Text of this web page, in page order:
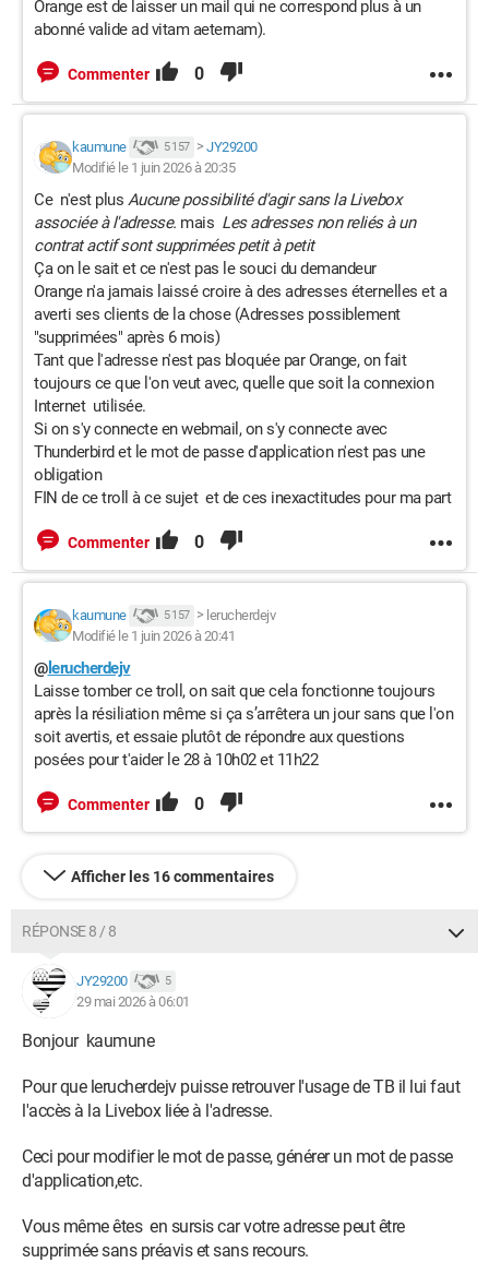
Orange est de laisser un mail qui ne correspond plus à un
abonné valide ad vitam aeternam).
Commenter 0
kaumune 5 157 > JY29200
Modifié le 1 juin 2026 à 20:35
Ce n'est plus Aucune possibilité d'agir sans la Livebox
associée à l'adresse. mais Les adresses non reliés à un
contrat actif sont supprimées petit à petit
Ça on le sait et ce n'est pas le souci du demandeur
Orange n'a jamais laissé croire à des adresses éternelles et a
averti ses clients de la chose (Adresses possiblement
"supprimées" après 6 mois)
Tant que l'adresse n'est pas bloquée par Orange, on fait
toujours ce que l'on veut avec, quelle que soit la connexion
Internet utilisée.
Si on s'y connecte en webmail, on s'y connecte avec
Thunderbird et le mot de passe d'application n'est pas une
obligation
FIN de ce troll à ce sujet et de ces inexactitudes pour ma part
Commenter 0
kaumune 5 157 > lerucherdejv
Modifié le 1 juin 2026 à 20:41
@lerucherdejv
Laisse tomber ce troll, on sait que cela fonctionne toujours
après la résiliation même si ça s’arrêtera un jour sans que l'on
soit avertis, et essaie plutôt de répondre aux questions
posées pour t'aider le 28 à 10h02 et 11h22
Commenter 0
Afficher les 16 commentaires
RÉPONSE 8 / 8
JY29200 5
29 mai 2026 à 06:01
Bonjour kaumune
Pour que lerucherdejv puisse retrouver l'usage de TB il lui faut
l'accès à la Livebox liée à l'adresse.
Ceci pour modifier le mot de passe, générer un mot de passe
d'application,etc.
Vous même êtes en sursis car votre adresse peut être
supprimée sans préavis et sans recours.